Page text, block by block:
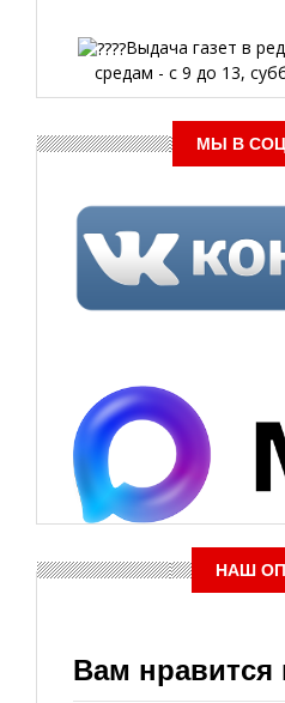
Выдача газет в
средам - с 9 до 13,
МЫ В
НАШ
Вам нравится